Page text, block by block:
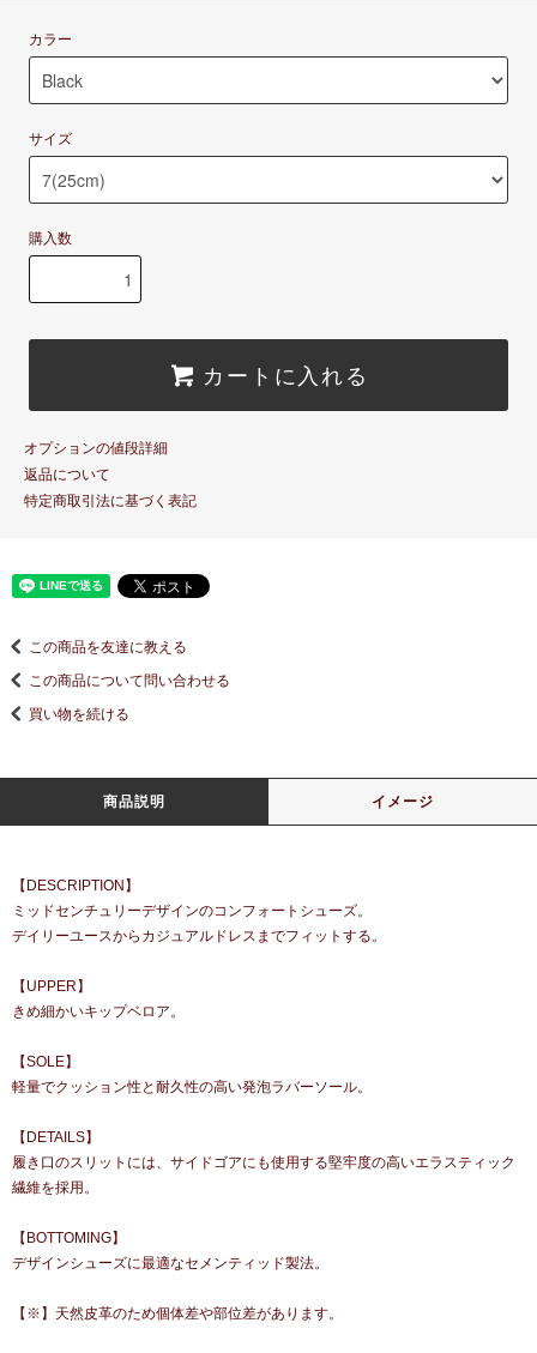
カラー
サイズ
購入数
カートに入れる
オプションの値段詳細
返品について
特定商取引法に基づく表記
この商品を友達に教える
この商品について問い合わせる
買い物を続ける
商品説明 イメージ
【DESCRIPTION】
ミッドセンチュリーデザインのコンフォートシューズ。
デイリーユースからカジュアルドレスまでフィットする。
【UPPER】
きめ細かいキップベロア。
【SOLE】
軽量でクッション性と耐久性の高い発泡ラバーソール。
【DETAILS】
履き口のスリットには、サイドゴアにも使用する堅牢度の高いエラスティック
繊維を採用。
【BOTTOMING】
デザインシューズに最適なセメンティッド製法。
【※】天然皮革のため個体差や部位差があります。